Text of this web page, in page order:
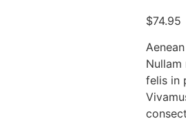
basé
notation
client
$74.95
felis in